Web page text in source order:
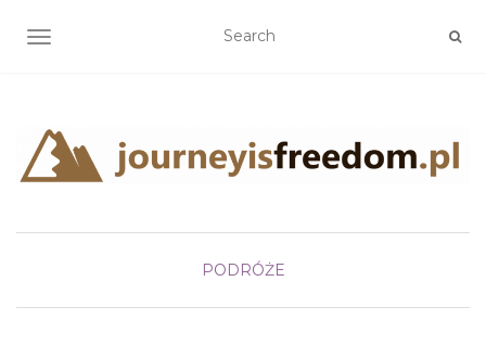
TOGGLE NAVIGATION
PODRÓŻE